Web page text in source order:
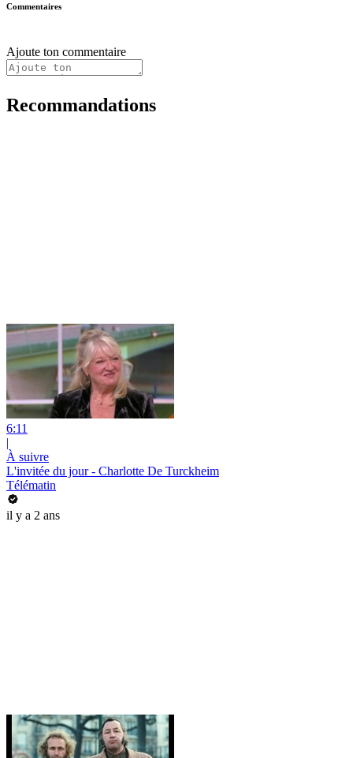
Commentaires
Ajoute ton commentaire
Recommandations
6:11
|
À suivre
L'invitée du jour - Charlotte De Turckheim
Télématin
il y a 2 ans